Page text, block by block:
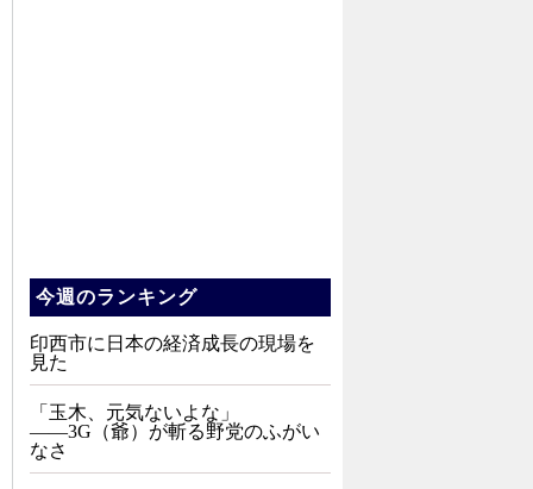
今週のランキング
印西市に日本の経済成長の現場を
見た
「玉木、元気ないよな」
――3G（爺）が斬る野党のふがい
なさ